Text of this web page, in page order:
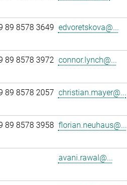
89 8578 3649 edvoretskova@...
89 8578 3972 connor.lynch@...
89 8578 2057 christian.mayer@...
89 8578 3958 florian.neuhaus@...
avani.rawal@...